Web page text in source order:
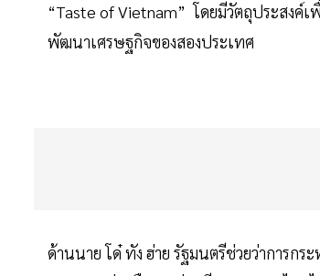
“Taste of Vietnam” โดยมีวัตถุประสงค์เ
พัฒนาเศรษฐกิจของสองประเทศ
ด้านนาย โด๋ ทัง ฮ่าย รัฐมนตรีช่วยว่าการก